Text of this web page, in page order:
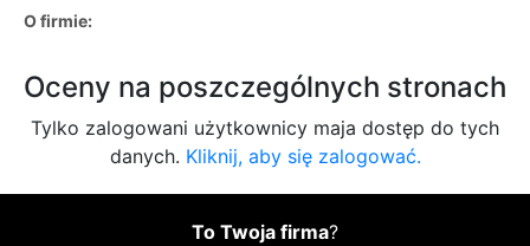
O firmie:
Oceny na poszczególnych stronach
Tylko zalogowani użytkownicy maja dostęp do tych
danych. Kliknij, aby się zalogować.
To Twoja firma?